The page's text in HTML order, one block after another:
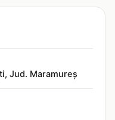
Jud. Maramureș